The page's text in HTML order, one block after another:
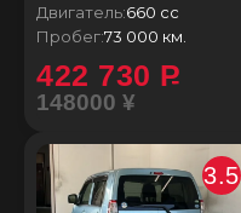
Двигатель:660 сс
Пробег:73 000 км.
422 730 P
148000 ¥
3.5